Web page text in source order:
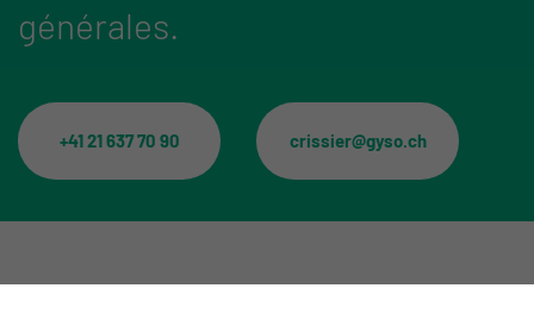
générales.
+41 21 637 70 90 crissier@gyso.ch